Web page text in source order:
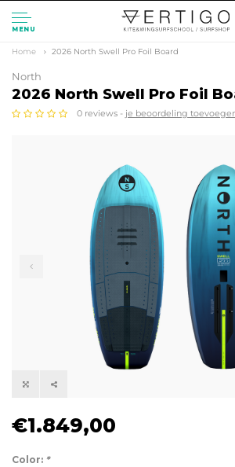
MENU
Home 2026 North Swell Pro Foil Board
North
2026 North Swell Pro Foil
0 reviews - je beoordeling
€1.849,00
Color: *